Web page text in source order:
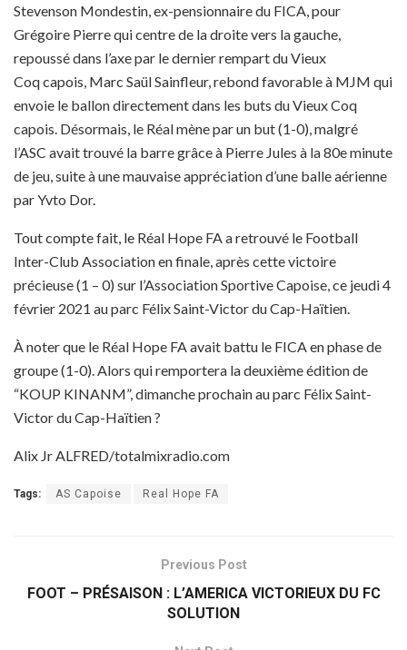
Stevenson Mondestin, ex-pensionnaire du FICA, pour
Grégoire Pierre qui centre de la droite vers la gauche,
repoussé dans l’axe par le dernier rempart du Vieux
Coq capois, Marc Saül Sainfleur, rebond favorable à MJM qui
envoie le ballon directement dans les buts du Vieux Coq
capois. Désormais, le Réal mène par un but (1-0), malgré
l’ASC avait trouvé la barre grâce à Pierre Jules à la 80e minute
de jeu, suite à une mauvaise appréciation d’une balle aérienne
par Yvto Dor.
Tout compte fait, le Réal Hope FA a retrouvé le Football
Inter-Club Association en finale, après cette victoire
précieuse (1 – 0) sur l’Association Sportive Capoise, ce jeudi 4
février 2021 au parc Félix Saint-Victor du Cap-Haïtien.
À noter que le Réal Hope FA avait battu le FICA en phase de
groupe (1-0). Alors qui remportera la deuxième édition de
“KOUP KINANM”, dimanche prochain au parc Félix Saint-
Victor du Cap-Haïtien ?
Alix Jr ALFRED/totalmixradio.com
Tags: AS Capoise Real Hope FA
Previous Post
FOOT – PRÉSAISON : L’AMERICA VICTORIEUX DU FC
SOLUTION